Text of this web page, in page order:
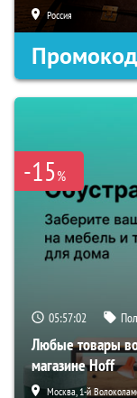
Россия
Промокод
-15%
05:57:01
Любые товары во
магазине Hoff
Москва, 1-й